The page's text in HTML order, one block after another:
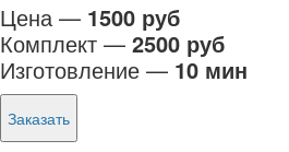
Цена — 1500 руб
Комплект — 2500 руб
Изготовление — 10 мин
Заказать